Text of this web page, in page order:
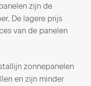
zijn de
De lagere prijs
van de panelen
zonnepanelen
en zijn minder